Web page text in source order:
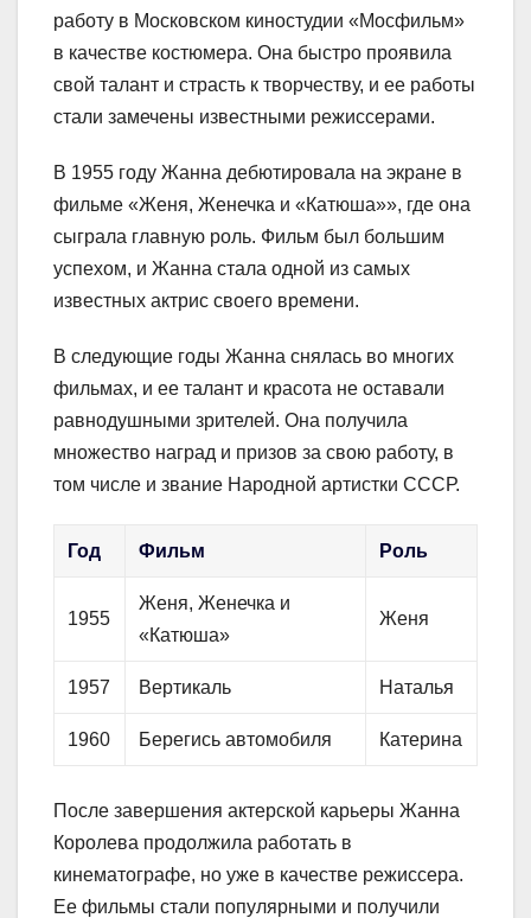
работу в Московском киностудии «Мосфильм»
в качестве костюмера. Она быстро проявила
свой талант и страсть к творчеству, и ее работы
стали замечены известными режиссерами.
В 1955 году Жанна дебютировала на экране в
фильме «Женя, Женечка и «Катюша»», где она
сыграла главную роль. Фильм был большим
успехом, и Жанна стала одной из самых
известных актрис своего времени.
В следующие годы Жанна снялась во многих
фильмах, и ее талант и красота не оставали
равнодушными зрителей. Она получила
множество наград и призов за свою работу, в
том числе и звание Народной артистки СССР.
Год Фильм Роль
1955
Женя, Женечка и
«Катюша»
Женя
1957 Вертикаль Наталья
1960 Берегись автомобиля Катерина
После завершения актерской карьеры Жанна
Королева продолжила работать в
кинематографе, но уже в качестве режиссера.
Ее фильмы стали популярными и получили